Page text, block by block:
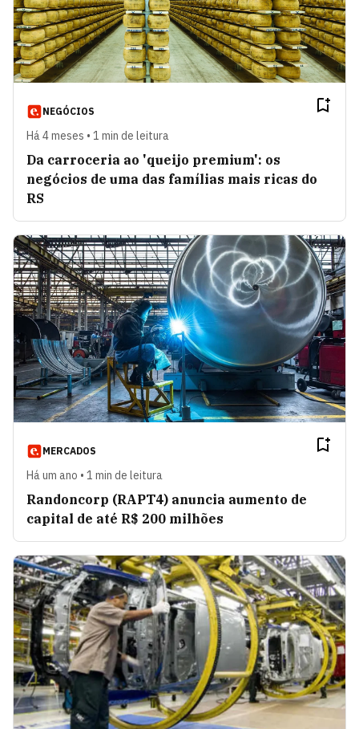
NEGÓCIOS
Há 4 meses • 1 min de leitura
Da carroceria ao 'queijo premium': os
negócios de uma das famílias mais ricas do
RS
MERCADOS
Há um ano • 1 min de leitura
Randoncorp (RAPT4) anuncia aumento de
capital de até R$ 200 milhões